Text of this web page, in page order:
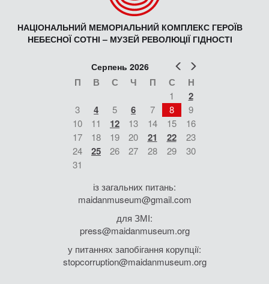
НАЦІОНАЛЬНИЙ МЕМОРІАЛЬНИЙ КОМПЛЕКС ГЕРОЇВ
НЕБЕСНОЇ СОТНІ – МУЗЕЙ РЕВОЛЮЦІЇ ГІДНОСТІ
Попер
Серпень 2026
П В С Ч П С Н
1 2
3 4 5 6 7 8
9
10
11 12 13 14 15
16
17
18 19 20 21 22
23
24
25 26 27 28 29
30
31
із загальних питань:
maidanmuseum@gmail.com
для ЗМІ:
press@maidanmuseum.org
у питаннях запобігання корупції:
stopcorruption@maidanmuseum.org